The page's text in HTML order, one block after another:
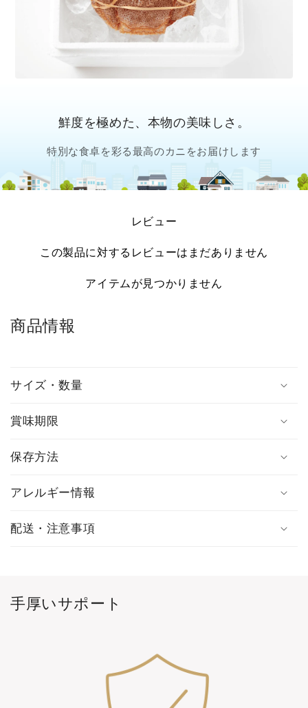
鮮度を極めた、本物の美味しさ。
特別な食卓を彩る最高のカニをお届けします
レビュー
この製品に対するレビューはまだありません
アイテムが見つかりません
商品情報
サイズ・数量
賞味期限
保存方法
アレルギー情報
配送・注意事項
手厚いサポート